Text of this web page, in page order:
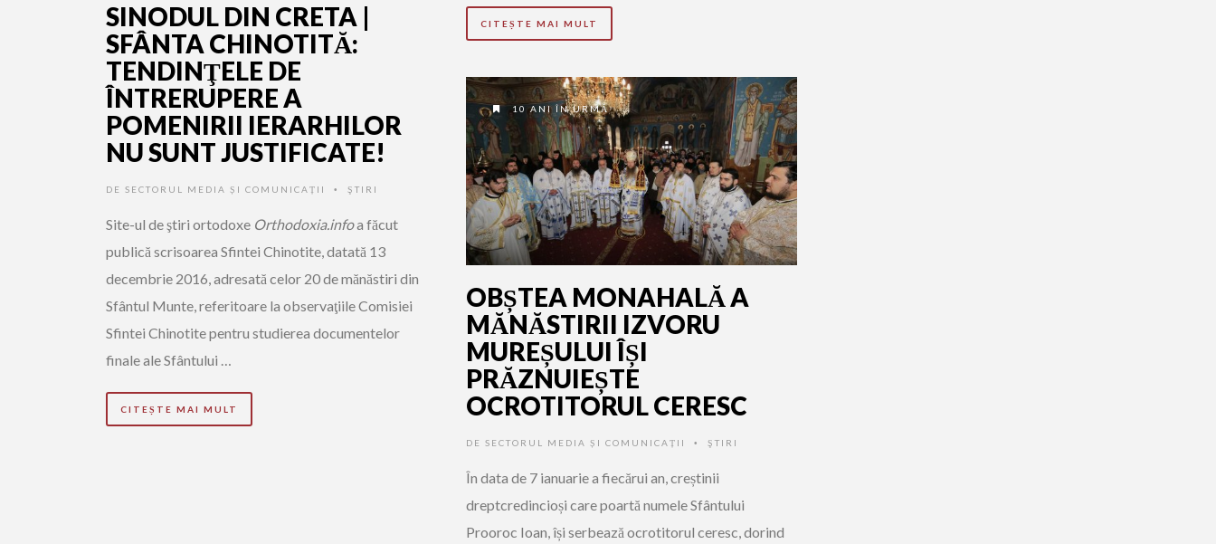
CITEȘTE MAI MULT
SINODUL DIN CRETA |
SFÂNTA CHINOTITĂ:
TENDINŢELE DE
ÎNTRERUPERE A
POMENIRII IERARHILOR
NU SUNT JUSTIFICATE!
DE SECTORUL MEDIA ȘI COMUNICAȚII • ŞTIRI
Site-ul de ştiri ortodoxe Orthodoxia.infoa făcut
publică scrisoarea Sfintei Chinotite, datată 13
decembrie 2016, adresată celor 20 de mănăstiri din
Sfântul Munte, referitoare la observaţiile Comisiei
Sfintei Chinotite pentru studierea documentelor
finale ale Sfântului …
CITEȘTE MAI MULT
10 ANI ÎN URMĂ
OBȘTEA MONAHALĂ A
MĂNĂSTIRII IZVORU
MUREȘULUI ÎȘI
PRĂZNUIEȘTE
OCROTITORUL CERESC
DE SECTORUL MEDIA ȘI COMUNICAȚII • ŞTIRI
În data de 7 ianuarie a fiecărui an, creștinii
dreptcredincioși care poartă numele Sfântului
Prooroc Ioan, își serbează ocrotitorul ceresc, dorind